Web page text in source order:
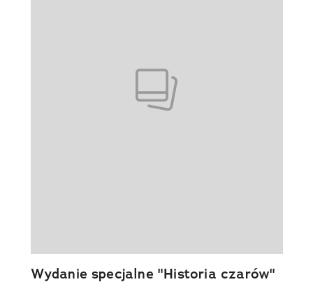
Wydanie specjalne "Historia czarów"